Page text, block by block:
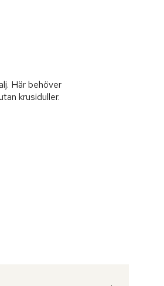
Här behöver
krusiduller.